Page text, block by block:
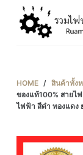
o
HOME / สินค้าทั้ง
ของแท้100% สายไ
ไฟฟ้า สีดำ ทองแดง